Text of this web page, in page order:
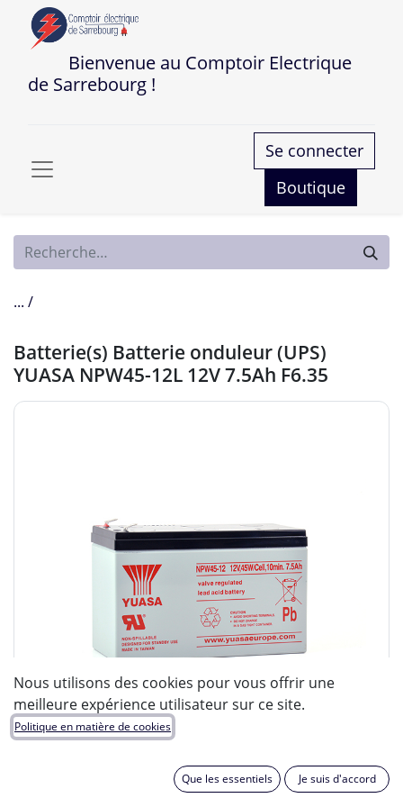
Bienvenue au Comptoir Electrique
de Sarrebourg !
Se connecter
Boutique
... /
Batterie(s) Batterie onduleur (UPS)
YUASA NPW45-12L 12V 7.5Ah F6.35
Nous utilisons des cookies pour vous offrir une
meilleure expérience utilisateur sur ce site.
Politique en matière de cookies
Que les essentiels Je suis d'accord